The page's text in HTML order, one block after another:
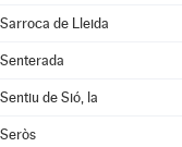
Sarroca de Lleida
Senterada
Sentiu de Sió, la
Seròs